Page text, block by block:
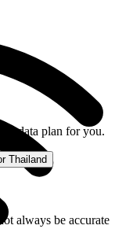
data plan for you.
Thailand
always be accurate